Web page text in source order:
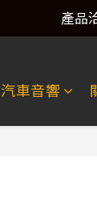
產品
產品
產品
汽車音響